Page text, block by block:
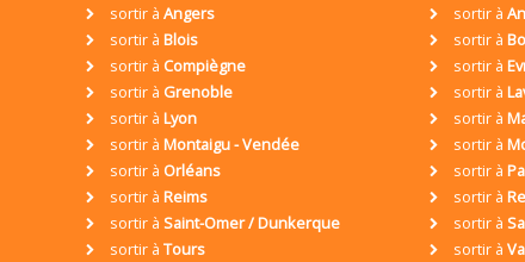
sortir à Angers sortir à
sortir à Blois sortir à
sortir à Compiègne sortir à
sortir à Grenoble sortir à
sortir à Lyon sortir à
sortir à Montaigu - Vendée sortir à
sortir à Orléans sortir à
sortir à Reims sortir à
sortir à Saint-Omer / Dunkerque sortir à
sortir à Tours sortir à